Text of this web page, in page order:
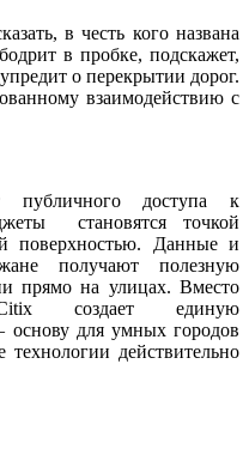
в честь кого названа
в пробке, подскажет,
о перекрытии дорог.
взаимодействию с
доступа к
становятся точкой
поверхностью. Данные и
получают полезную
прямо на улицах. Вместо
создает единую
для умных городов
действительно